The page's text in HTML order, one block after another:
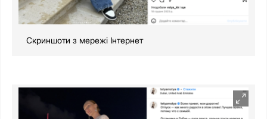
Скриншоти з мережі Інтернет